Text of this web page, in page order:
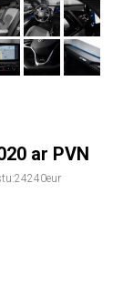
ar PVN